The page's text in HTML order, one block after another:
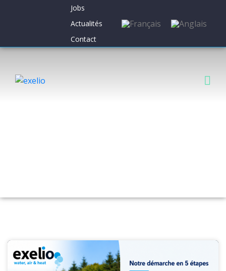
Jobs
Actualités
Contact